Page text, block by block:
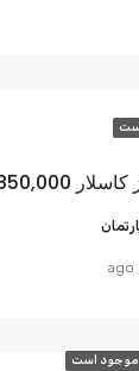
موجود است